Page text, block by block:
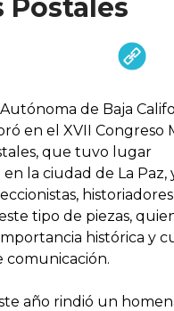
Postales
de Baja
en el XVII Congreso
que tuvo lugar
la ciudad de La Paz,
tipo de piezas,
histórica y
comunicación.
año rindió un